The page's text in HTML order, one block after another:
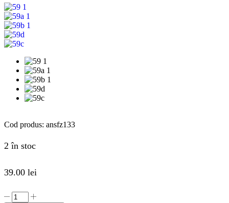
Cod produs: ansfz133
2 în stoc
39.00 lei